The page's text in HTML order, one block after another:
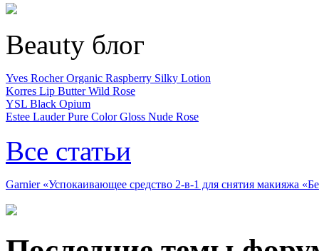
Beauty блог
Yves Rocher Organic Raspberry Silky Lotion
Korres Lip Butter Wild Rose
YSL Black Opium
Estee Lauder Pure Color Gloss Nude Rose
Все статьи
Garnier «Успокаивающее средство 2-в-1 для снятия макияжа